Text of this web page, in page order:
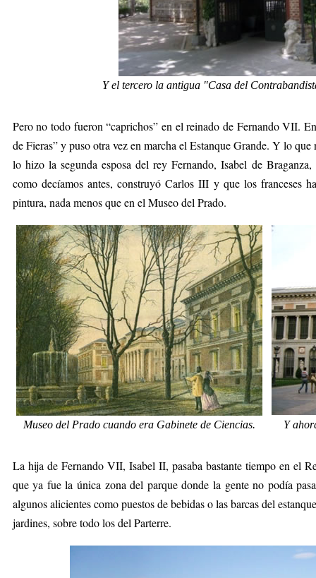
Y el tercero la antigua "Casa del
Pero no todo fueron “caprichos” en el reinado de Fernando VII.
de Fieras” y puso otra vez en marcha el Estanque Grande. Y lo
lo hizo la segunda esposa del rey Fernando, Isabel de
como decíamos antes, construyó Carlos III y que los franceses
pintura, nada menos que en el Museo del Prado.
Museo del Prado cuando era Gabinete de Ciencias. Y
La hija de Fernando VII, Isabel II, pasaba bastante tiempo en el
que ya fue la única zona del parque donde la gente no podía
algunos alicientes como puestos de bebidas o las barcas del
jardines, sobre todo los del Parterre.